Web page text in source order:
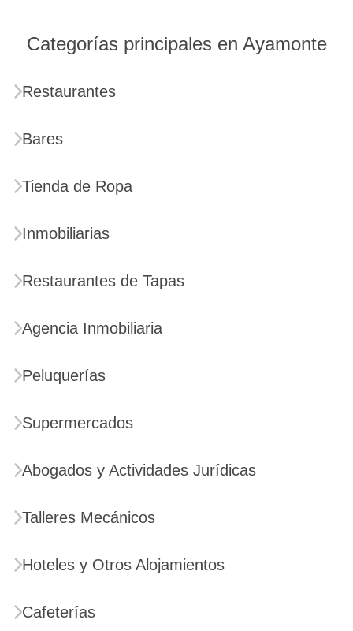
Categorías principales en Ayamonte
Restaurantes
Bares
Tienda de Ropa
Inmobiliarias
Restaurantes de Tapas
Agencia Inmobiliaria
Peluquerías
Supermercados
Abogados y Actividades Jurídicas
Talleres Mecánicos
Hoteles y Otros Alojamientos
Cafeterías